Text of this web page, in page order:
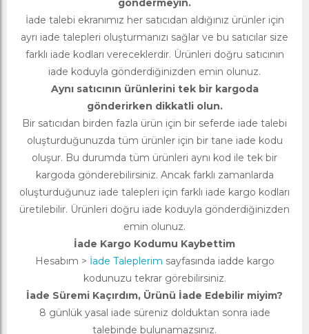
göndermeyin.
İade talebi ekranımız her satıcıdan aldığınız ürünler için
ayrı iade talepleri oluşturmanızı sağlar ve bu satıcılar size
farklı iade kodları vereceklerdir. Ürünleri doğru satıcının
iade koduyla gönderdiğinizden emin olunuz.
Aynı satıcının ürünlerini tek bir kargoda
gönderirken dikkatli olun.
Bir satıcıdan birden fazla ürün için bir seferde iade talebi
oluşturduğunuzda tüm ürünler için bir tane iade kodu
oluşur. Bu durumda tüm ürünleri aynı kod ile tek bir
kargoda gönderebilirsiniz. Ancak farklı zamanlarda
oluşturduğunuz iade talepleri için farklı iade kargo kodları
üretilebilir. Ürünleri doğru iade koduyla gönderdiğinizden
emin olunuz.
İade Kargo Kodumu Kaybettim
Hesabım > İade Taleplerim sayfasında iadde kargo
kodunuzu tekrar görebilirsiniz.
İade Süremi Kaçırdım, Ürünü İade Edebilir miyim?
8 günlük yasal iade süreniz dolduktan sonra iade
talebinde bulunamazsınız.